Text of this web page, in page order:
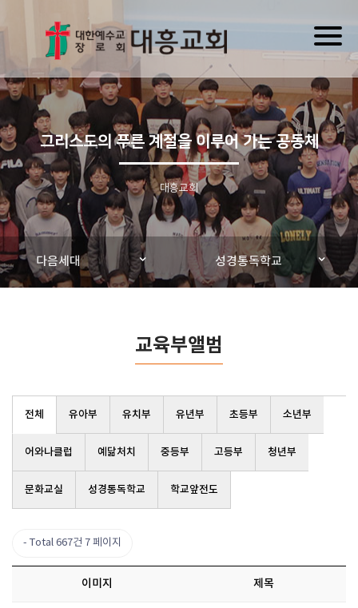
그리스도의 푸른 계절을 이루어 가는 공동체
대흥교회
다음세대 성경통독학교
교육부앨범
전체 유아부 유치부 유년부 초등부 소년부
어와나클럽 예닮처치 중등부 고등부 청년부
문화교실 성경통독학교 학교앞전도
Total 667건 7 페이지
이미지 제목